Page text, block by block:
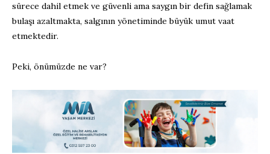
sürece dahil etmek ve güvenli ama saygın bir defin sağlamak
bulaşı azaltmakta, salgının yönetiminde büyük umut vaat
etmektedir.
Peki, önümüzde ne var?